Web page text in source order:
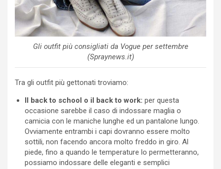
Gli outfit più consigliati da Vogue per settembre
(Spraynews.it)
Tra gli outfit più gettonati troviamo:
Il back to school o il back to work: per questa
occasione sarebbe il caso di indossare maglia o
camicia con le maniche lunghe ed un pantalone lungo.
Ovviamente entrambi i capi dovranno essere molto
sottili, non facendo ancora molto freddo in giro. Al
piede, fino a quando le temperature lo permetteranno,
possiamo indossare delle eleganti e semplici